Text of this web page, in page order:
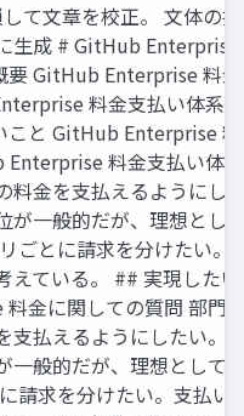
て文章を校正。 文体の
生成 # GitHub Enterprise
要 GitHub Enterprise 料
料金支払い体系
こと GitHub Enterprise
料金支払い体
料金を支払えるようにし
が一般的だが、理想とし
ごとに請求を分けたい。
えている。 ## 実現した
金に関しての質問 部門
支払えるようにしたい。
一般的だが、理想として
請求を分けたい。支払い